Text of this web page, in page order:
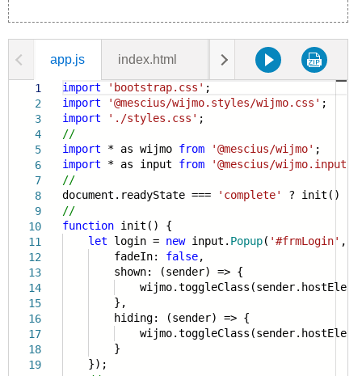
app.js index.html styles.css
1
2
3
4
5
6
7
8
9
10
11
12
13
14
15
16
17
18
19
import 'bootstrap.css' ;
import
'@mescius/wijmo.styles/wijmo.css' ;
import
'./styles.css' ;
//
import * as wijmo from '@mescius/wijmo' ;
import * as input from '@mescius/wijmo.input'
//
document.readyState ===
'complete'
? init() :
//
function init() {
let login = newinput. Popup( '#frmLogin' , {
fadeIn: false,
shown: (sender) => {
},
hiding: (sender) => {
}
});